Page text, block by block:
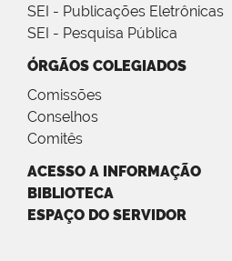
SEI - Publicações Eletrônicas
SEI - Pesquisa Pública
ÓRGÃOS COLEGIADOS
Comissões
Conselhos
Comitês
ACESSO A INFORMAÇÃO
BIBLIOTECA
ESPAÇO DO SERVIDOR